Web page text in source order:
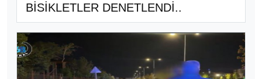
BİSİKLETLER DENETLENDİ..